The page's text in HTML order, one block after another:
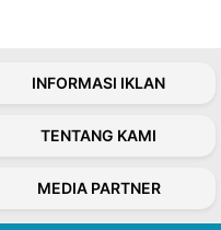
INFORMASI IKLAN
TENTANG KAMI
MEDIA PARTNER